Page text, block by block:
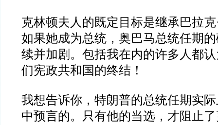
克林顿夫人的既定目标是继承巴拉克
如果她成为总统，奥巴马总统任期
续并加剧。包括我在内的许多人都
们宪政共和国的终结！
我想告诉你，特朗普的总统任期实
中预言的。只有他的当选，才阻止